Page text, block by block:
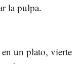
la pulpa.
un plato, vierte